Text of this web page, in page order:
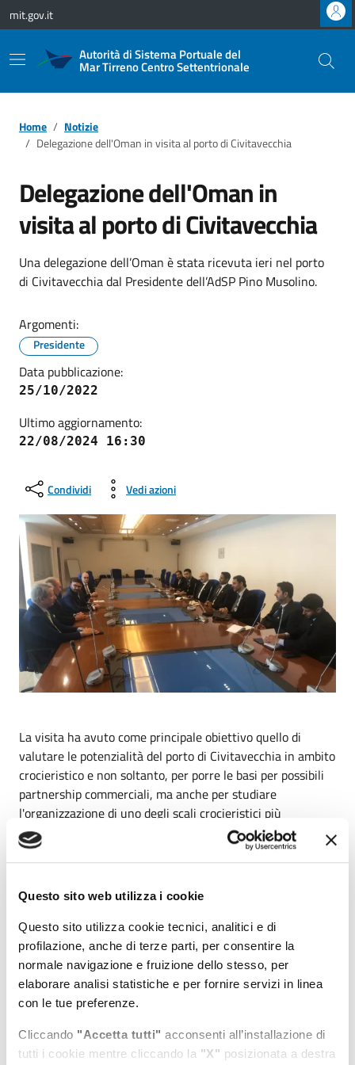
Questo sito web utilizza i cookie
Questo sito utilizza cookie tecnici, analitici e di
profilazione, anche di terze parti, per consentire la
normale navigazione e fruizione dello stesso, per
elaborare analisi statistiche e per fornire servizi in linea
con le tue preferenze.
Cliccando "Accetta tutti" acconsenti all’installazione di
tutti i cookie mentre cliccando la "X" posizionata a destra
Vai ai contenuti
Vai al footer
mit.gov.it
Autorità di Sistema Portuale del
Mar Tirreno Centro Settentrionale
Home
Notizie
Delegazione dell'Oman in visita al porto di Civitavecchia
Delegazione dell'Oman in
visita al porto di Civitavecchia
Una delegazione dell’Oman è stata ricevuta ieri nel porto
di Civitavecchia dal Presidente dell’AdSP Pino Musolino.
Argomenti:
Presidente
Data pubblicazione:
25/10/2022
Ultimo aggiornamento:
22/08/2024 16:30
Condividi Vedi azioni
La visita ha avuto come principale obiettivo quello di
valutare le potenzialità del porto di Civitavecchia in ambito
crocieristico e non soltanto, per porre le basi per possibili
partnership commerciali, ma anche per studiare
l'organizzazione di uno degli scali crocieristici più
importanti del mondo.
La delegazione ha visitato il terminal Amerigo Vespucci,
colloquio con il presidente Musolino che ha spiegato il
ruolo e la funzione dell'AdSP, illustrando anche i progetti
infrastrutturali di sviluppo del porto.
“La delegazione – commenta il presidente Musolino - era
molto interessata ai nostri modelli organizzativi ed ha
potuto constatare come i Porti di Roma e del Lazio non
siano solo una eccellenza nell’ambito crocieristico ma
anche, grazie a quello che stiamo realizzando, un